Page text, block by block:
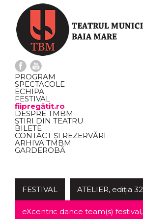
PROGRAM
SPECTACOLE
ECHIPA
FESTIVAL
fiipregătit.ro
DESPRE TMBM
ȘTIRI DIN TEATRU
BILETE
CONTACT ȘI REZERVĂRI
ARHIVA TMBM
GARDEROBĂ
FESTIVAL ATELIER, ediția 32
eXcentric dance team(s)